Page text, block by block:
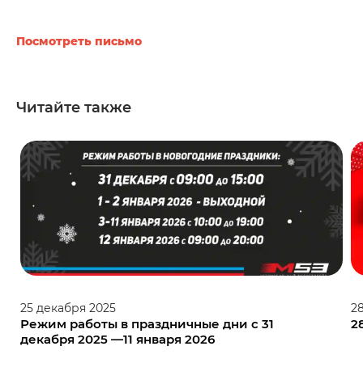
Посмотреть письмо
Читайте также
25 декабря 2025
Режим работы в праздничные дни с 31
декабря 2025 —11 января 2026